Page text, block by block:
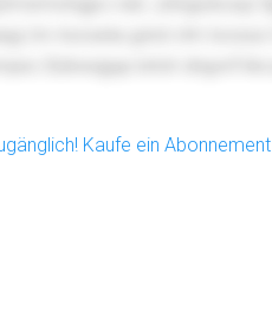
Kaufe ein Abonnement